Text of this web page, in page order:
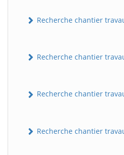
Recherche chantier
Recherche chantier
Recherche chantier
Recherche chantier